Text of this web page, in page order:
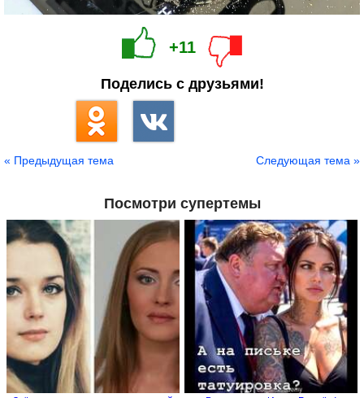
+11
Поделись с друзьями!
« Предыдущая тема Следующая тема »
Посмотри супертемы